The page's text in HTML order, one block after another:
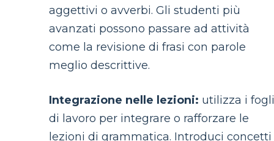
aggettivi o avverbi. Gli studenti più
avanzati possono passare ad attività
come la revisione di frasi con parole
meglio descrittive.
Integrazione nelle lezioni: utilizza i fogli
di lavoro per integrare o rafforzare le
lezioni di grammatica. Introduci concetti